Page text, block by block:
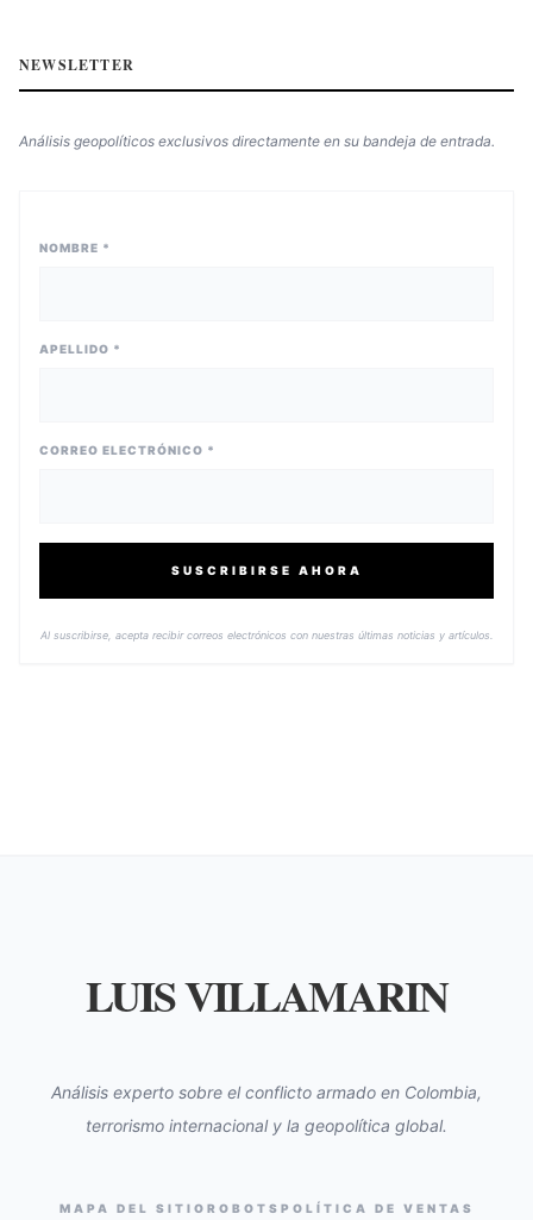
NEWSLETTER
Análisis geopolíticos exclusivos directamente en su bandeja de entrada.
NOMBRE *
APELLIDO *
CORREO ELECTRÓNICO *
SUSCRIBIRSE AHORA
Al suscribirse, acepta recibir correos electrónicos con nuestras últimas noticias y artículos.
LUIS VILLAMARIN
Análisis experto sobre el conflicto armado en Colombia,
terrorismo internacional y la geopolítica global.
MAPA DEL SITIO ROBOTS POLÍTICA DE VENTAS